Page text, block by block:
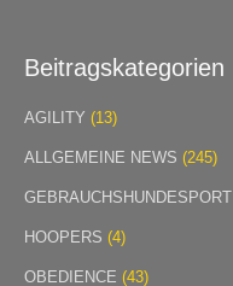
Beitragskategorien
AGILITY (13)
ALLGEMEINE NEWS (245)
GEBRAUCHSHUNDESPORT
HOOPERS (4)
OBEDIENCE (43)